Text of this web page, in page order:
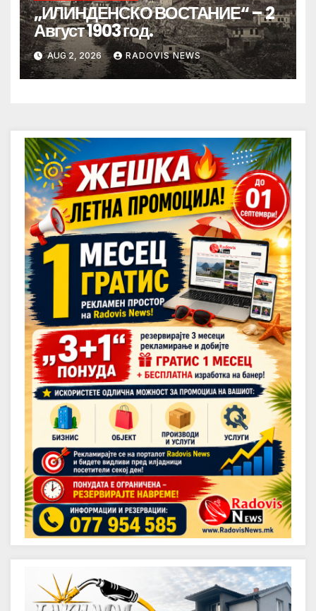
„ИЛИНДЕНСКО ВОСТАНИЕ“ – 2
Август 1903 год.
AUG 2, 2026 RADOVIS NEWS